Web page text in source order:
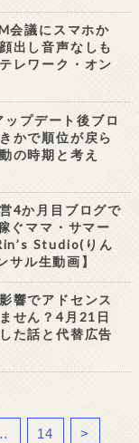
会議にスマホか
出し音声なしも
レワーク・オン
ップデート後ブロ
かで順位が戻ら
の時期と考え
4か月目ブログで
ぐママ・サマー
Studio(りん
ル生動画】
響でアドセンス
せん？4月21日
た話と代替広告
14 >